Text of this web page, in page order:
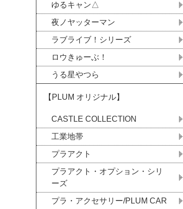
ゆるキャン△
夜ノヤッターマン
ラブライブ！シリーズ
ロウきゅーぶ！
うる星やつら
【PLUM オリジナル】
CASTLE COLLECTION
工業地帯
プラアクト
プラアクト・オプション・シリ
ーズ
プラ・アクセサリー/PLUM CAR